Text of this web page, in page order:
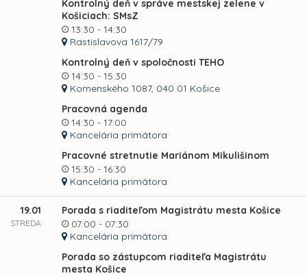
Kontrolný deň v správe mestskej zelene v
Košiciach: SMsZ
13:30 - 14:30
Rastislavova 1617/79
Kontrolný deň v spoločnosti TEHO
14:30 - 15:30
Komenského 1087, 040 01 Košice
Pracovná agenda
14:30 - 17:00
Kancelária primátora
Pracovné stretnutie Mariánom Mikulišinom
15:30 - 16:30
Kancelária primátora
19.01
STREDA
Porada s riaditeľom Magistrátu mesta Košice
07:00 - 07:30
Kancelária primátora
Porada so zástupcom riaditeľa Magistrátu
mesta Košice